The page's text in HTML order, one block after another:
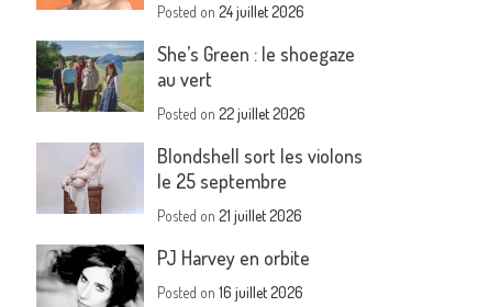
Posted on24 juillet 2026
She’s Green : le shoegaze
au vert
Posted on22 juillet 2026
Blondshell sort les violons
le 25 septembre
Posted on21 juillet 2026
PJ Harvey en orbite
Posted on16 juillet 2026